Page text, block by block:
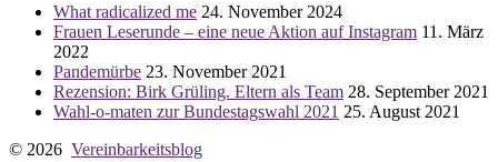
What radicalized me 24. November 2024
Frauen Leserunde – eine neue Aktion auf Instagram 11. März
2022
Pandemürbe 23. November 2021
Rezension: Birk Grüling. Eltern als Team 28. September 2021
Wahl-o-maten zur Bundestagswahl 2021 25. August 2021
© 2026 Vereinbarkeitsblog